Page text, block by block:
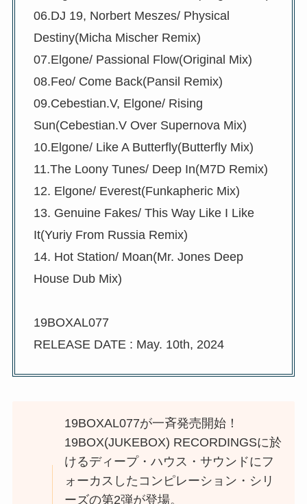
06.DJ 19, Norbert Meszes/ Physical
Destiny(Micha Mischer Remix)
07.Elgone/ Passional Flow(Original Mix)
08.Feo/ Come Back(Pansil Remix)
09.Cebestian.V, Elgone/ Rising
Sun(Cebestian.V Over Supernova Mix)
10.Elgone/ Like A Butterfly(Butterfly Mix)
11.The Loony Tunes/ Deep In(M7D Remix)
12. Elgone/ Everest(Funkapheric Mix)
13. Genuine Fakes/ This Way Like I Like
It(Yuriy From Russia Remix)
14. Hot Station/ Moan(Mr. Jones Deep
House Dub Mix)
19BOXAL077
RELEASE DATE : May. 10th, 2024
19BOXAL077が一斉発売開始！
19BOX(JUKEBOX) RECORDINGSに於
けるディープ・ハウス・サウンドにフ
ォーカスしたコンピレーション・シリ
ーズの第2弾が登場。